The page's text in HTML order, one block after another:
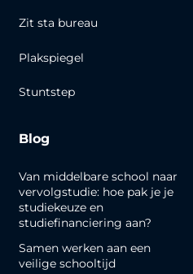
Zit sta bureau
Plakspiegel
Stuntstep
Blog
Van middelbare school naar
vervolgstudie: hoe pak je je
studiekeuze en
studiefinanciering aan?
Samen werken aan een
veilige schooltijd